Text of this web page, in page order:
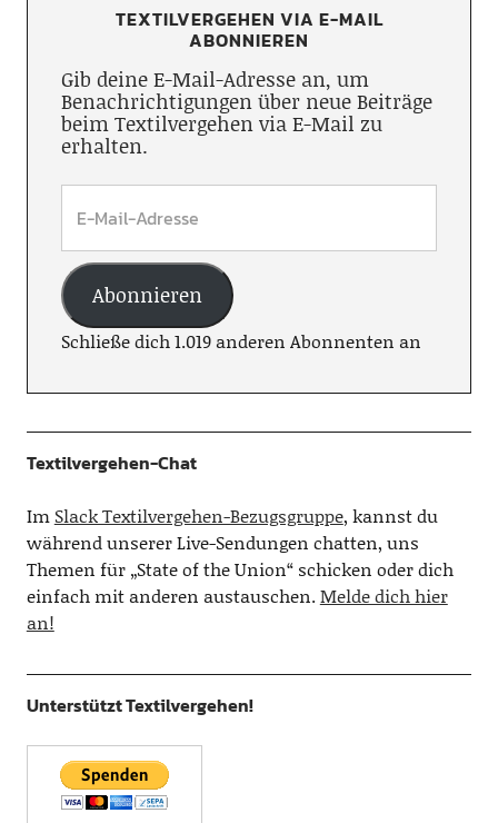
TEXTILVERGEHEN VIA E-MAIL
ABONNIEREN
Gib deine E-Mail-Adresse an, um
Benachrichtigungen über neue Beiträge
beim Textilvergehen via E-Mail zu
erhalten.
Abonnieren
Schließe dich 1.019 anderen Abonnenten an
Textilvergehen-Chat
Im Slack Textilvergehen-Bezugsgruppe, kannst du
während unserer Live-Sendungen chatten, uns
Themen für „State of the Union“ schicken oder dich
einfach mit anderen austauschen.Melde dich hier
an!
Unterstützt Textilvergehen!